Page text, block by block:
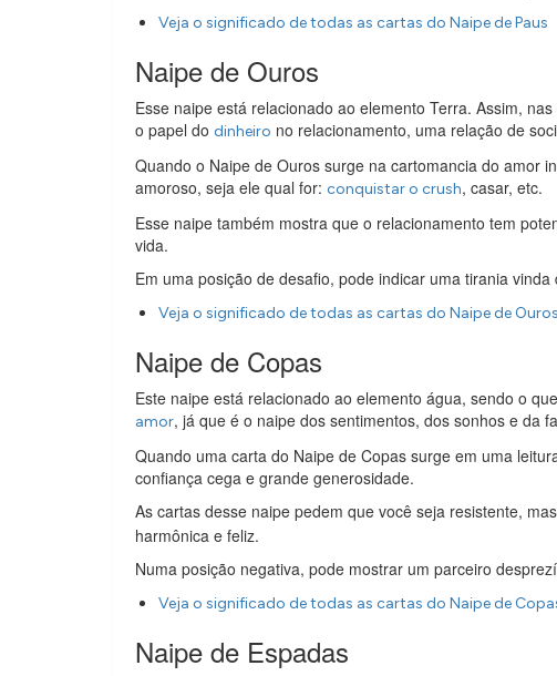
Veja o significado de todas as cartas do Naipe de Paus
Naipe de Ouros
Esse naipe está relacionado ao elemento Terra. Assim,
o papel do dinheiro no relacionamento, uma relação de
Quando o Naipe de Ouros surge na cartomancia do amor
amoroso, seja ele qual for: conquistar o crush, casar, etc.
Esse naipe também mostra que o relacionamento tem
vida.
Em uma posição de desafio, pode indicar uma tirania
Veja o significado de todas as cartas do Naipe de Ouros
Naipe de Copas
Este naipe está relacionado ao elemento água, sendo o
amor, já que é o naipe dos sentimentos, dos sonhos e da
Quando uma carta do Naipe de Copas surge em uma
confiança cega e grande generosidade.
As cartas desse naipe pedem que você seja resistente,
harmônica e feliz.
Numa posição negativa, pode mostrar um parceiro
Veja o significado de todas as cartas do Naipe de
Naipe de Espadas